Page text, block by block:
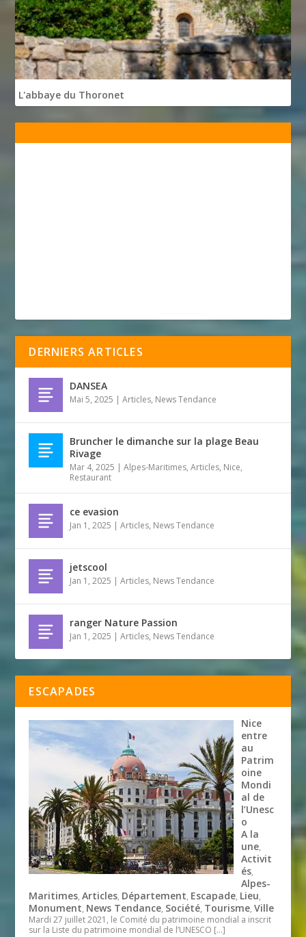
L'abbaye du Thoronet
DERNIERS ARTICLES
DANSEA
Mai 5, 2025 |Articles, News Tendance
Bruncher le dimanche sur la plage Beau
Rivage
Mar 4, 2025 |Alpes-Maritimes,Articles, Nice,
Restaurant
ce evasion
Jan 1, 2025 |Articles, News Tendance
jetscool
Jan 1, 2025 |Articles, News Tendance
ranger Nature Passion
Jan 1, 2025 |Articles, News Tendance
ESCAPADES
Nice
entre
au
Patrim
oine
Mondi
al de
l’Unesc
o
A la
une,
Activit
és,
Alpes-
Maritimes,Articles, Département, Escapade, Lieu,
Monument, News Tendance, Société, Tourisme,Ville
Mardi 27 juillet 2021, le Comité du patrimoine mondial a inscrit
sur la Liste du patrimoine mondial de l’UNESCO […]